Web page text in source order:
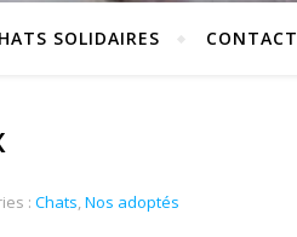
SOLIDAIRES CONTACT
: Chats,Nos adoptés